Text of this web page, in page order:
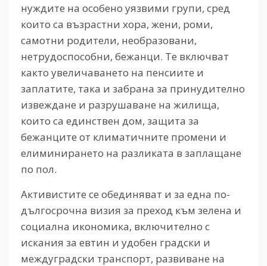
нуждите на особено уязвими групи, сред
които са възрастни хора, жени, роми,
самотни родители, необразовани,
нетрудоспособни, бежанци. Те включват
както увеличаването на пенсиите и
заплатите, така и забрана за принудително
извеждане и разрушаване на жилища,
които са единствен дом, защита за
бежанците от климатичните промени и
елиминирането на разликата в заплащане
по пол.
Активистите се обединяват и за една по-
дългосрочна визия за преход към зелена и
социална икономика, включително с
искания за евтин и удобен градски и
междуградски транспорт, развиване на